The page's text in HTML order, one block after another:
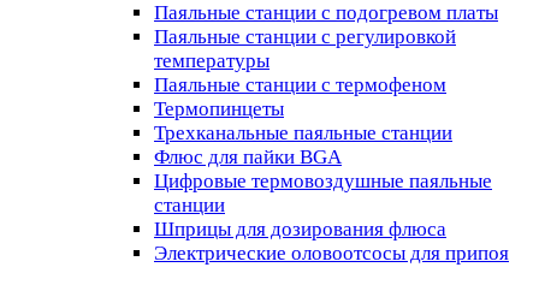
Паяльные станции с подогревом платы
Паяльные станции с регулировкой
температуры
Паяльные станции с термофеном
Термопинцеты
Трехканальные паяльные станции
Флюс для пайки BGA
Цифровые термовоздушные паяльные
станции
Шприцы для дозирования флюса
Электрические оловоотсосы для припоя